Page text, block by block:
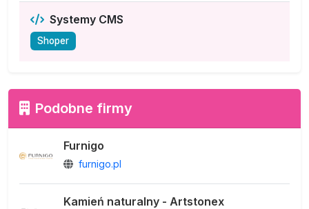
Systemy CMS
Shoper
Podobne firmy
Furnigo
furnigo.pl
Kamień naturalny - Artstonex